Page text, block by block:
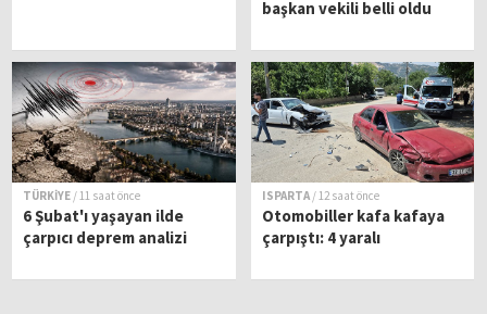
başkan vekili belli oldu
TÜRKİYE / 11 saat önce
6 Şubat'ı yaşayan ilde
çarpıcı deprem analizi
ISPARTA / 12 saat önce
Otomobiller kafa kafaya
çarpıştı: 4 yaralı